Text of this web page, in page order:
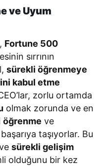
ve Uyum
Fortune 500
sırrının
sürekli öğrenmeye
kabul etme
zorlu ortamda
olmak zorunda ve en
öğrenme ve
taşıyorlar. Bu
sürekli gelişim
olduğunu bir kez